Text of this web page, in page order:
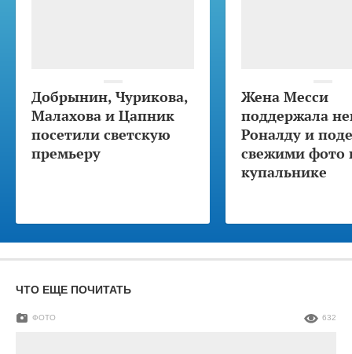
Добрынин, Чурикова,
Малахова и Цапник
посетили светскую
премьеру
Жена Месси
поддержала
Роналду и
свежими фото
купальнике
ЧТО ЕЩЕ ПОЧИТАТЬ
ФОТО 632